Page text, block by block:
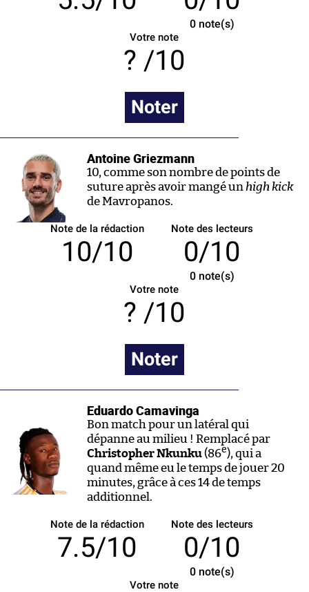
0note(s)
Votre note
/10
Noter
Antoine Griezmann
10, comme son nombre de points de
suture après avoir mangé un high kick
de Mavropanos.
Note de la rédaction
10/10
Note des lecteurs
0/10
0note(s)
Votre note
/10
Noter
Eduardo Camavinga
Bon match pour un latéral qui
dépanne au milieu ! Remplacé par
Christopher Nkunku(86e), qui a
quand même eu le temps de jouer 20
minutes, grâce à ces 14 de temps
additionnel.
Note de la rédaction
7.5/10
Note des lecteurs
0/10
0note(s)
Votre note